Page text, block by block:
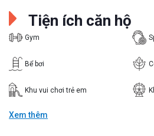
Tiện ích căn hộ
Gym
Bể bơi
Khu vui chơi trẻ em
Xem thêm